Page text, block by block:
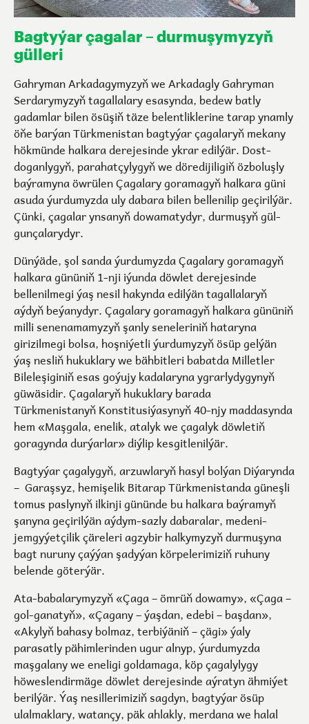
Bagtyýar çagalar – durmuşymyzyň
gülleri
Gahryman Arkadagymyzyň we Arkadagly Gahryman
Serdarymyzyň tagallalary esasynda, bedew batly
gadamlar bilen ösüşiň täze belentliklerine tarap ynamly
öňe barýan Türkmenistan bagtyýar çagalaryň mekany
hökmünde halkara derejesinde ykrar edilýär. Dost-
doganlygyň, parahatçylygyň we döredijiligiň özboluşly
baýramyna öwrülen Çagalary goramagyň halkara güni
asuda ýurdumyzda uly dabara bilen bellenilip geçirilýär.
Çünki, çagalar ynsanyň dowamatydyr, durmuşyň gül-
gunçalarydyr.
Dünýäde, şol sanda ýurdumyzda Çagalary goramagyň
halkara gününiň 1-nji iýunda döwlet derejesinde
bellenilmegi ýaş nesil hakynda edilýän tagallalaryň
aýdyň beýanydyr. Çagalary goramagyň halkara gününiň
milli senenamamyzyň şanly seneleriniň hataryna
girizilmegi bolsa, hoşniýetli ýurdumyzyň ösüp gelýän
ýaş nesliň hukuklary we bähbitleri babatda Milletler
Bileleşiginiň esas goýujy kadalaryna ygrarlydygynyň
güwäsidir. Çagalaryň hukuklary barada
Türkmenistanyň Konstitusiýasynyň 40-njy maddasynda
hem «Maşgala, enelik, atalyk we çagalyk döwletiň
goragynda durýarlar» diýlip kesgitlenilýär.
Bagtyýar çagalygyň, arzuwlaryň hasyl bolýan Diýarynda
– Garaşsyz, hemişelik Bitarap Türkmenistanda güneşli
tomus paslynyň ilkinji gününde bu halkara baýramyň
şanyna geçirilýän aýdym-sazly dabaralar, medeni-
jemgyýetçilik çäreleri agzybir halkymyzyň durmuşyna
bagt nuruny çaýýan şadyýan körpelerimiziň ruhuny
belende göterýär.
Ata-babalarymyzyň «Çaga – ömrüň dowamy», «Çaga –
gol-ganatyň», «Çagany – ýaşdan, edebi – başdan»,
«Akylyň bahasy bolmaz, terbiýäniň – çägi» ýaly
parasatly pähimlerinden ugur alnyp, ýurdumyzda
maşgalany we eneligi goldamaga, köp çagalylygy
höweslendirmäge döwlet derejesinde aýratyn ähmiýet
berilýär. Ýaş nesillerimiziň sagdyn, bagtyýar ösüp
ulalmaklary, watançy, päk ahlakly, merdana we halal